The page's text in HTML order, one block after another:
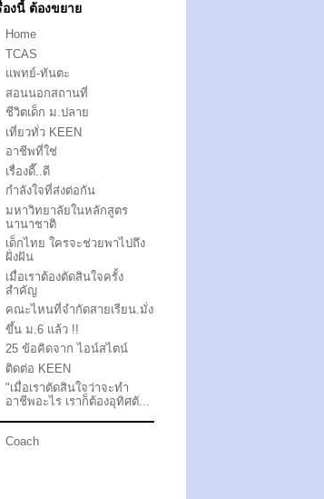
องนี้ ต้องขยาย
Home
TCAS
แพทย์-ทันตะ
สอนนอกสถานที่
ชีวิตเด็ก ม.ปลาย
เที่ยวทั่ว KEEN
อาชีพที่ใช่
เรื่องดี๊..ดี
กำลังใจที่ส่งต่อกัน
มหาวิทยาลัยในหลักสูตร
นานาชาติ
เด็กไทย ใครจะช่วยพาไปถึง
ฝั่งฝัน
เมื่อเราต้องตัดสินใจครั้ง
สำคัญ
คณะไหนที่จำกัดสายเรียน.มั่ง
ขึ้น ม.6 แล้ว !!
25 ข้อคิดจาก ไอน์สไตน์
ติดต่อ KEEN
"เมื่อเราตัดสินใจว่าจะทำ
อาชีพอะไร เราก็ต้องอุทิศตั...
Coach